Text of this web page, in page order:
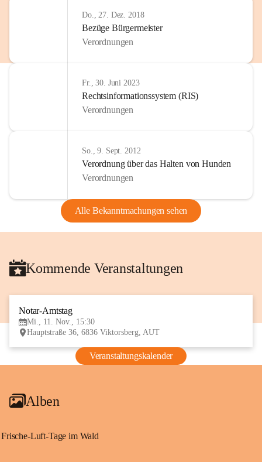
Do., 27. Dez. 2018
Bezüge Bürgermeister
Verordnungen
Fr., 30. Juni 2023
Rechtsinformationssystem (RIS)
Verordnungen
So., 9. Sept. 2012
Verordnung über das Halten von Hunden
Verordnungen
Alle Bekanntmachungen sehen
Kommende Veranstaltungen
Notar-Amtstag
Mi., 11. Nov., 15:30
Hauptstraße 36, 6836 Viktorsberg, AUT
Veranstaltungskalender
Alben
Frische-Luft-Tage im Wald